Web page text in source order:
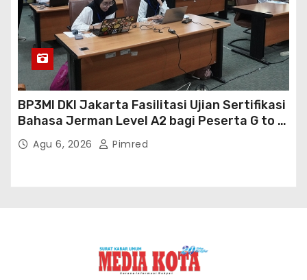
BP3MI DKI Jakarta Fasilitasi Ujian Sertifikasi
Bahasa Jerman Level A2 bagi Peserta G to G
Jerman Batch VII
Agu 6, 2026 Pimred